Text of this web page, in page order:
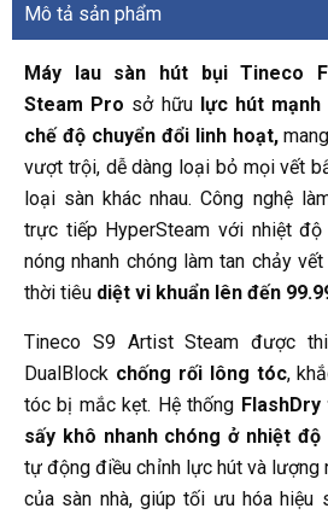
Mô tả sản phẩm
Máy lau sàn hút bụi Tineco
Steam Pro sở hữu lực hút mạnh
chế độ chuyển đổi linh hoạt,
vượt trội, dễ dàng loại bỏ mọi vết
loại sàn khác nhau. Công nghệ
trực tiếp HyperSteam với nhiệt
nóng nhanh chóng làm tan chảy
thời tiêu diệt vi khuẩn lên đến
Tineco S9 Artist Steam được
DualBlock chống rối lông tóc,
tóc bị mắc kẹt. Hệ thống
sấy khô nhanh chóng ở nhiệt độ
tự động điều chỉnh lực hút và
của sàn nhà, giúp tối ưu hóa hiệu